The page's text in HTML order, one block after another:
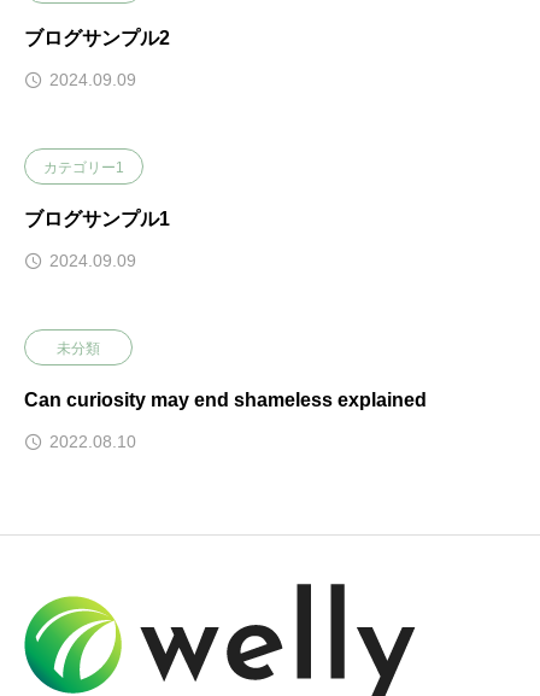
ブログサンプル2
2024.09.09
カテゴリー1
ブログサンプル1
2024.09.09
未分類
Can curiosity may end shameless explained
2022.08.10